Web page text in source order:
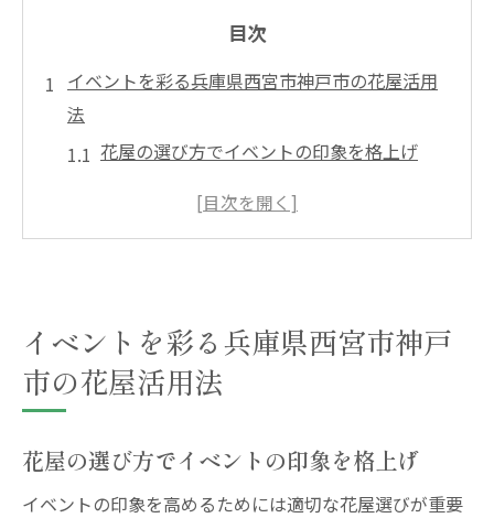
目次
イベントを彩る兵庫県西宮市神戸市の花屋活用
法
花屋の選び方でイベントの印象を格上げ
神戸花屋の配達サービス活用のポイント
イベントに最適な花屋の活用事例紹介
花屋が提案する神戸エリアのフラワーセット術
ント
イベントを彩る兵庫県西宮市神戸
市の花屋活用法
花屋の選び方でイベントの印象を格上げ
イベントの印象を高めるためには適切な花屋選びが重要